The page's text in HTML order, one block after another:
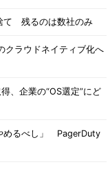
て 残るのは数社のみ
クラウドネイティブ化へ
、企業の“OS選定”にど
めるべし」 PagerDuty